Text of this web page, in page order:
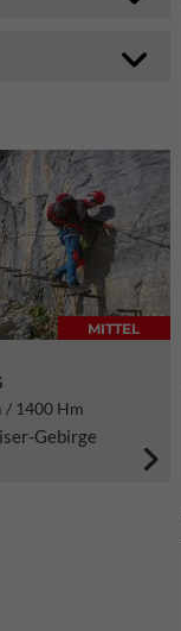
MITTEL
1400 Hm
Gebirge